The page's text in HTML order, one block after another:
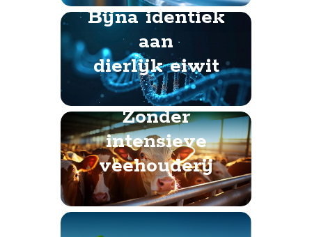
Bijna identiek
aan
dierlijk eiwit
Zonder
intensieve
veehouderij